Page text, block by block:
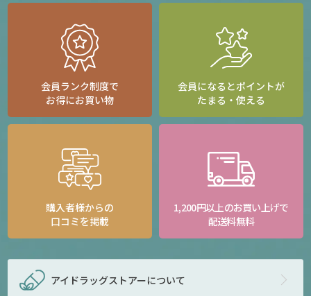
会員ランク制度で
お得にお買い物
会員になるとポイントが
たまる・使える
購入者様からの
口コミを掲載
1,200円以上のお買い上げで
配送料無料
アイドラッグストアーについて